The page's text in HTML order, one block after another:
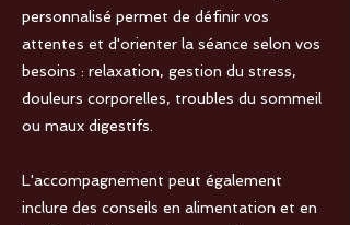
personnalisé permet de définir vos
attentes et d'orienter la séance selon vos
besoins : relaxation, gestion du stress,
douleurs corporelles, troubles du sommeil
ou maux digestifs.
L'accompagnement peut également
inclure des conseils en alimentation et en